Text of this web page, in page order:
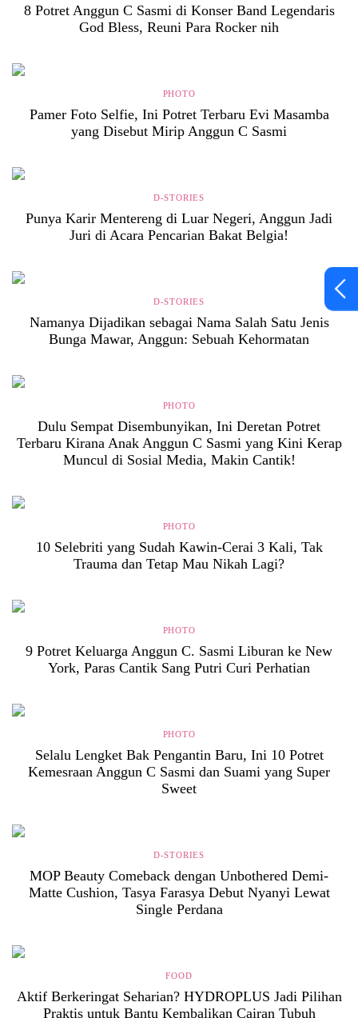
8 Potret Anggun C Sasmi di Konser Band Legendaris
God Bless, Reuni Para Rocker nih
PHOTO
Pamer Foto Selfie, Ini Potret Terbaru Evi Masamba
yang Disebut Mirip Anggun C Sasmi
D-STORIES
Punya Karir Mentereng di Luar Negeri, Anggun Jadi
Juri di Acara Pencarian Bakat Belgia!
D-STORIES
Namanya Dijadikan sebagai Nama Salah Satu Jenis
Bunga Mawar, Anggun: Sebuah Kehormatan
PHOTO
Dulu Sempat Disembunyikan, Ini Deretan Potret
Terbaru Kirana Anak Anggun C Sasmi yang Kini Kerap
Muncul di Sosial Media, Makin Cantik!
PHOTO
10 Selebriti yang Sudah Kawin-Cerai 3 Kali, Tak
Trauma dan Tetap Mau Nikah Lagi?
PHOTO
9 Potret Keluarga Anggun C. Sasmi Liburan ke New
York, Paras Cantik Sang Putri Curi Perhatian
PHOTO
Selalu Lengket Bak Pengantin Baru, Ini 10 Potret
Kemesraan Anggun C Sasmi dan Suami yang Super
Sweet
D-STORIES
MOP Beauty Comeback dengan Unbothered Demi-
Matte Cushion, Tasya Farasya Debut Nyanyi Lewat
Single Perdana
FOOD
Aktif Berkeringat Seharian? HYDROPLUS Jadi Pilihan
Praktis untuk Bantu Kembalikan Cairan Tubuh